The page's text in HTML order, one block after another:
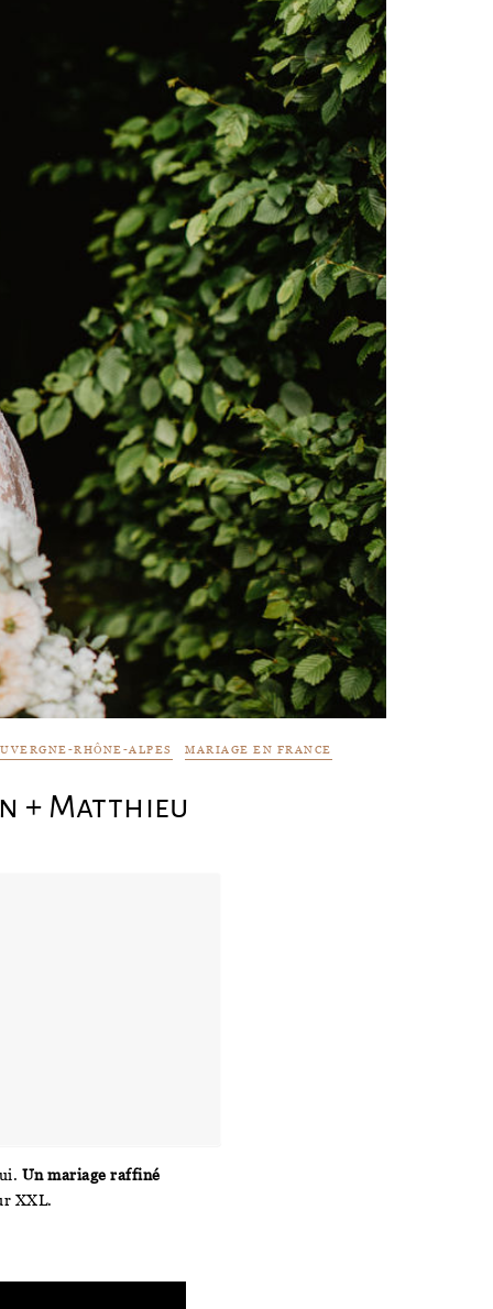
RHÔNE-ALPES
MARIAGE EN FRANCE
+ Matthieu
Un mariage raffiné
XXL.